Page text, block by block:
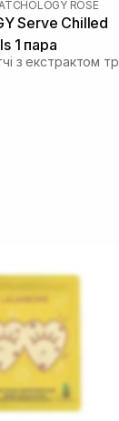
ROSE
Serve Chilled
1 пара